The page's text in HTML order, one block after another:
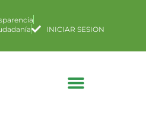
INICIAR SESION